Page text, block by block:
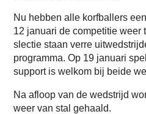
Nu hebben alle korfballers
12 januari de competitie weer
slectie staan verre
programma. Op 19 januari
support is welkom bij beide
Na afloop van de wedstrijd
weer van stal gehaald.